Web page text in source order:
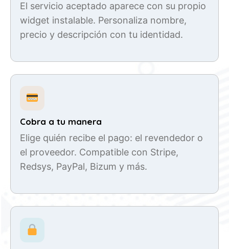
El servicio aceptado aparece con su propio
widget instalable. Personaliza nombre,
precio y descripción con tu identidad.
Cobra a tu manera
Elige quién recibe el pago: el revendedor o
el proveedor. Compatible con Stripe,
Redsys, PayPal, Bizum y más.